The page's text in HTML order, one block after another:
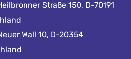
Straße 150, D-70191
Wall 10, D-20354